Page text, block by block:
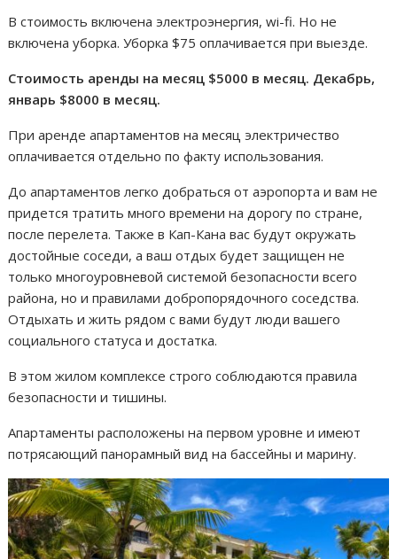
В стоимость включена электроэнергия, wi-fi. Но не
включена уборка. Уборка $75 оплачивается при выезде.
Стоимость аренды на месяц $5000 в месяц. Декабрь,
январь $8000 в месяц.
При аренде апартаментов на месяц электричество
оплачивается отдельно по факту использования.
До апартаментов легко добраться от аэропорта и вам не
придется тратить много времени на дорогу по стране,
после перелета. Также в Кап-Кана вас будут окружать
достойные соседи, а ваш отдых будет защищен не
только многоуровневой системой безопасности всего
района, но и правилами добропорядочного соседства.
Отдыхать и жить рядом с вами будут люди вашего
социального статуса и достатка.
В этом жилом комплексе строго соблюдаются правила
безопасности и тишины.
Апартаменты расположены на первом уровне и имеют
потрясающий панорамный вид на бассейны и марину.